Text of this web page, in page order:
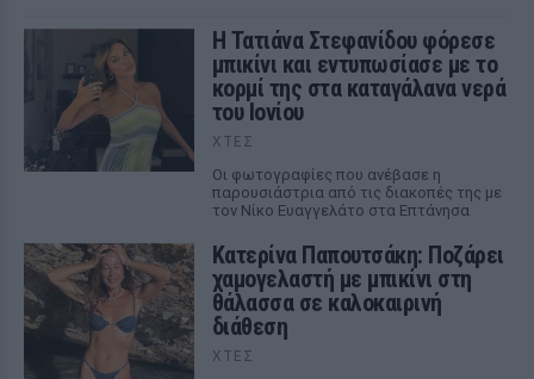
Η Τατιάνα Στεφανίδου φόρεσε
μπικίνι και εντυπωσίασε με το
κορμί της στα καταγάλανα νερά
του Ιονίου
ΧΤΕΣ
Οι φωτογραφίες που ανέβασε η
παρουσιάστρια από τις διακοπές της με
τον Νίκο Ευαγγελάτο στα Επτάνησα
Κατερίνα Παπουτσάκη: Ποζάρει
χαμογελαστή με μπικίνι στη
θάλασσα σε καλοκαιρινή
διάθεση
ΧΤΕΣ